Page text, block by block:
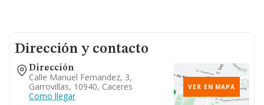
Dirección y contacto
Dirección
Calle Manuel Fernandez, 3,
Garrovillas, 10940, Caceres
Como llegar
VER EN MAPA